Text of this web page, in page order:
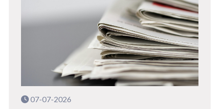
07-07-2026